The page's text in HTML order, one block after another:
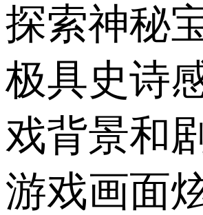
探索神秘
极具史诗
戏背景和
游戏画面